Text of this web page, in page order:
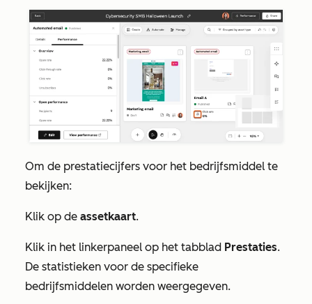
Om de prestatiecijfers voor het bedrijfsmiddel te
bekijken:
Klik op de assetkaart.
Klik in het linkerpaneel op het tabblad Prestaties.
De statistieken voor de specifieke
bedrijfsmiddelen worden weergegeven.